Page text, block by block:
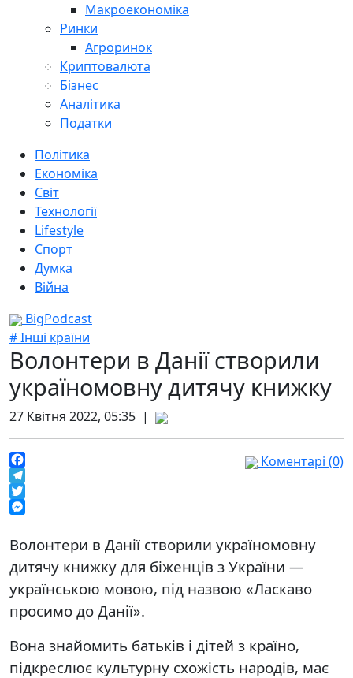
Макроекономіка
Ринки
Агроринок
Криптовалюта
Бізнес
Аналітика
Податки
Політика
Економіка
Світ
Технології
Lifestyle
Спорт
Думка
Війна
BigPodcast
# Інші країни
Волонтери в Данії створили
україномовну дитячу книжку
27 Квітня 2022, 05:35 |
Facebook
Telegram
Twitter
Коментарі (0)
Волонтери в Данії створили україномовну
дитячу книжку для біженців з України —
українською мовою, під назвою «Ласкаво
просимо до Данії».
Вона знайомить батьків і дітей з країно,
підкреслює культурну схожість народів, має